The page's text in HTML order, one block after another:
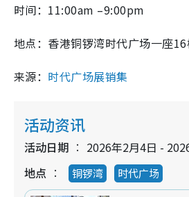
时间：11:00am –9:00pm
地点：香港铜锣湾时代广场一座
来源： 时代广场展销集
活动资讯
活动日期
2026年2月4日 -
地点
铜锣湾 时代广场